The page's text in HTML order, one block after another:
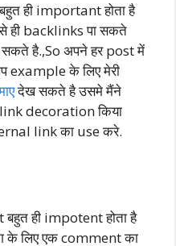
ही important होता है
ही backlinks पा सकते
है.,So अपने हर post में
example के लिए मेरी
देख सकते है उसमे मैंने
decoration किया
link का use करे.
बहुत ही impotent होता है
के लिए एक comment का